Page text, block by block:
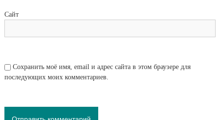
Сайт
Сохранить моё имя, email и адрес сайта в этом браузере для
последующих моих комментариев.